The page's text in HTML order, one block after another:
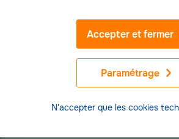
Paramétrage
Accepter et fermer
N'accepter que les cookies
Trophée PRO
Groupama & vous